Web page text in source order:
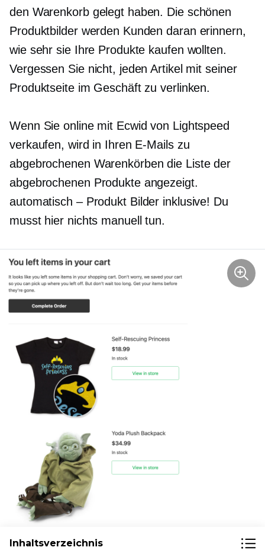
den Warenkorb gelegt haben. Die schönen
Produktbilder werden Kunden daran erinnern,
wie sehr sie Ihre Produkte kaufen wollten.
Vergessen Sie nicht, jeden Artikel mit seiner
Produktseite im Geschäft zu verlinken.
Wenn Sie online mit Ecwid von Lightspeed
verkaufen, wird in Ihren E-Mails zu
abgebrochenen Warenkörben die Liste der
abgebrochenen Produkte angezeigt.
automatisch – ProduktBilder inklusive! Du
musst hier nichts manuell tun.
Inhaltsverzeichnis